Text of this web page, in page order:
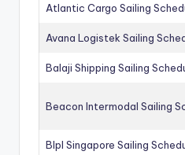
Atlantic Cargo Sailing
Avana Logistek Sailing
Balaji Shipping Sailing
Beacon Intermodal Sailing
Blpl Singapore Sailing